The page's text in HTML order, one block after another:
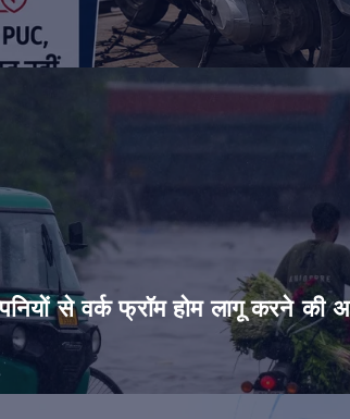
से वर्क फ्रॉम होम लागू करने की